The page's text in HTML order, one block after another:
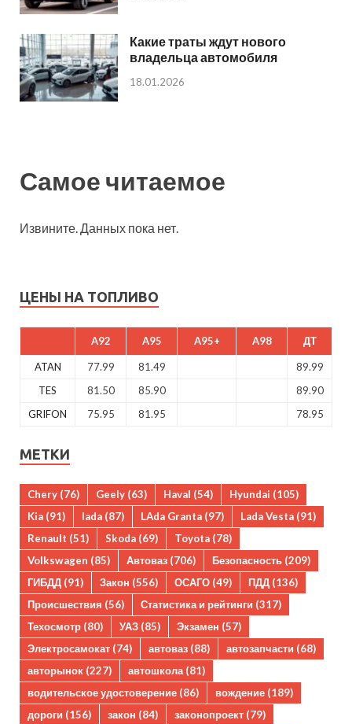
Какие траты ждут нового
владельца автомобиля
18.01.2026
Самое читаемое
Извините. Данных пока нет.
ЦЕНЫ НА ТОПЛИВО
A92 A95 A95+ A98 ДТ
ATAN 77.99 81.49
89.99
TES
81.50 85.90
89.90
GRIFON
75.95 81.95 78.95
МЕТКИ
Chery (76) Geely (63) Haval (54) Hyundai (105)
Kia (91) lada (87) LAda Granta (97) Lada Vesta (91)
Renault (51) Skoda (69) Toyota (78)
Volkswagen (85) Автоваз (706) Безопасность (209)
ГИБДД (91) Закон (556) ОСАГО (49) ПДД (136)
Происшествия (56) Статистика и рейтинги (317)
Техосмотр (80) УАЗ (85) Экзамен (57)
Электросамокат (74) автоваз (88) автозапчасти (68)
авторынок (227) автошкола(81)
водительское удостоверение (86) вождение (189)
дороги (156) закон (84) законопроект (79)